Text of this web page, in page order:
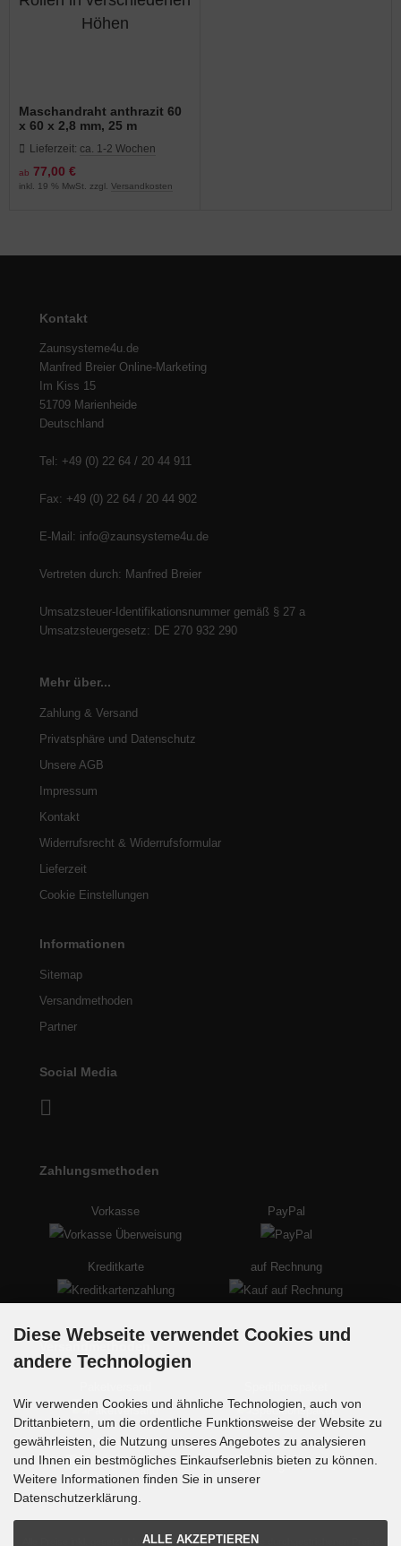
Maschandraht anthrazit 60
x 60 x 2,8 mm, 25 m
verschiedenen Höhen
Lieferzeit: ca. 1-2 Wochen
ab 77,00 €
inkl. 19 % MwSt. zzgl. Versandkosten
Kontakt
Zaunsysteme4u.de
Manfred Breier Online-Marketing
Im Kiss 15
51709 Marienheide
Deutschland
Tel: +49 (0) 22 64 / 20 44 911
Fax: +49 (0) 22 64 / 20 44 902
E-Mail: info@zaunsysteme4u.de
Vertreten durch: Manfred Breier
Umsatzsteuer-Identifikationsnummer gemäß § 27 a
Umsatzsteuergesetz: DE 270 932 290
Mehr über...
Zahlung & Versand
Privatsphäre und Datenschutz
Unsere AGB
Impressum
Kontakt
Widerrufsrecht & Widerrufsformular
Lieferzeit
Cookie Einstellungen
Informationen
Sitemap
Versandmethoden
Partner
Social Media
Zahlungsmethoden
Vorkasse PayPal
Kreditkarte auf Rechnung
Palettenversand Sperrgutversand
Alle Preise inkl. gesetzl. MwSt. zzgl.Versandkosten. Die durchgestrichenen Preise
Diese Webseite verwendet Cookies und
andere Technologien
Wir verwenden Cookies und ähnliche Technologien, auch von
Drittanbietern, um die ordentliche Funktionsweise der Website zu
gewährleisten, die Nutzung unseres Angebotes zu analysieren
und Ihnen ein bestmögliches Einkaufserlebnis bieten zu können.
Weitere Informationen finden Sie in unserer
Datenschutzerklärung.
ALLE AKZEPTIEREN